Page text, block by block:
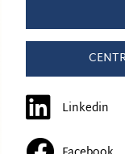
Linkedin